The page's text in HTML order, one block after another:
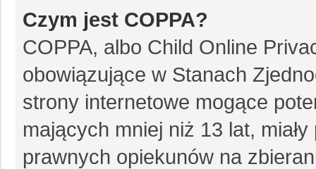
Czym jest COPPA?
COPPA, albo Child Online
obowiązujące w Stanach
strony internetowe mogące
mających mniej niż 13 lat,
prawnych opiekunów na